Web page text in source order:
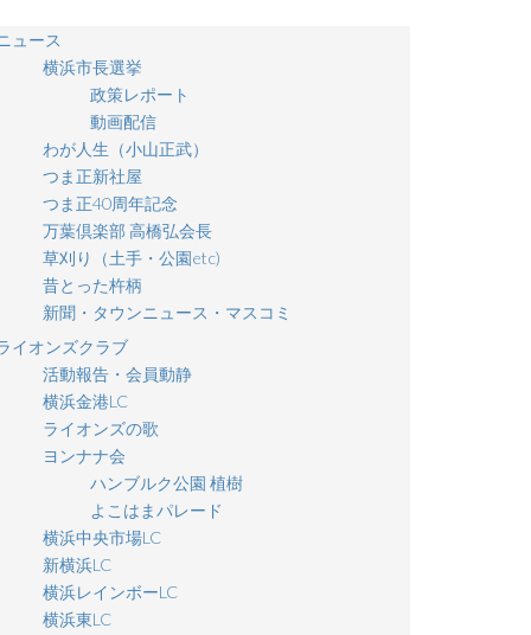
ュース
横浜市長選挙
政策レポート
動画配信
わが人生（小山正武）
つま正新社屋
つま正40周年記念
万葉倶楽部 高橋弘会長
草刈り（土手・公園etc)
昔とった杵柄
新聞・タウンニュース・マスコミ
イオンズクラブ
活動報告・会員動静
横浜金港LC
ライオンズの歌
ヨンナナ会
ハンブルク公園 植樹
よこはまパレード
横浜中央市場LC
新横浜LC
横浜レインボーLC
横浜東LC